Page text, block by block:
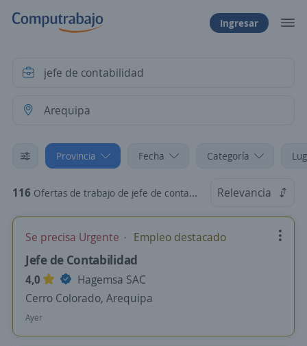
Ingresar
Provincia Fecha Categoría
116 Ofertas de trabajo de jefe de contabilidad en Arequipa Relevancia
Se precisa Urgente Empleo destacado
Jefe de Contabilidad
4,0
Hagemsa SAC
Cerro Colorado, Arequipa
Ayer